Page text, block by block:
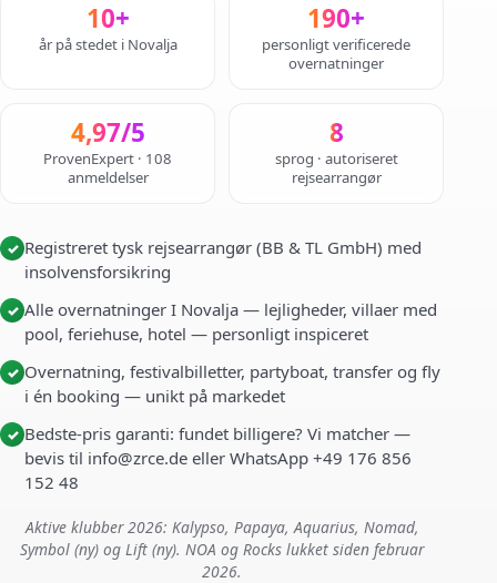
10+
år på stedet i Novalja
190+
personligt verificerede
overnatninger
4,97/5
ProvenExpert · 108
anmeldelser
8
sprog · autoriseret
rejsearrangør
✓ Registreret tysk rejsearrangør (BB & TL GmbH) med
insolvensforsikring
✓ Alle overnatninger I Novalja — lejligheder, villaer med
pool, feriehuse, hotel — personligt inspiceret
✓ Overnatning, festivalbilletter, partyboat, transfer og fly
i én booking — unikt på markedet
✓ Bedste-pris garanti: fundet billigere? Vi matcher —
bevis til info@zrce.de eller WhatsApp +49 176 856
152 48
Aktive klubber 2026: Kalypso, Papaya, Aquarius, Nomad,
Symbol (ny) og Lift (ny). NOA og Rocks lukket siden februar
2026.